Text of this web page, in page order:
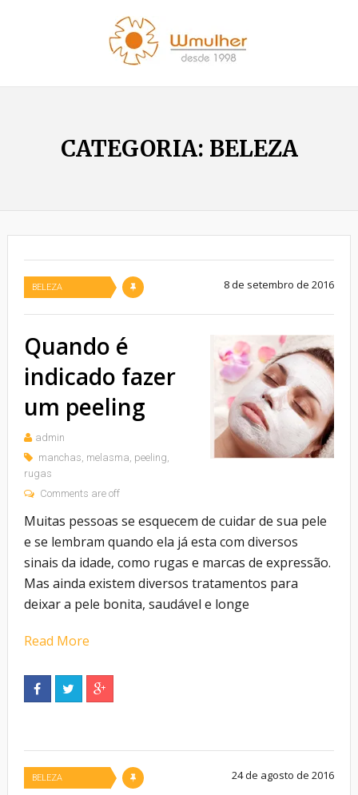
CATEGORIA: BELEZA
BELEZA 8 de setembro de 2016
Quando é
indicado fazer
um peeling
admin
manchas, melasma, peeling,
rugas
Comments are off
Muitas pessoas se esquecem de cuidar de sua pele
e se lembram quando ela já esta com diversos
sinais da idade, como rugas e marcas de expressão.
Mas ainda existem diversos tratamentos para
deixar a pele bonita, saudável e longe
Read More
BELEZA 24 de agosto de 2016